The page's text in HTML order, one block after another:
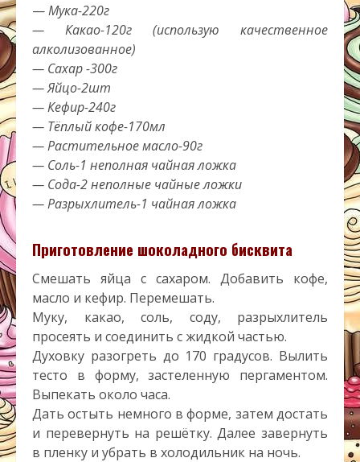
—Мука-220г
— Какао-120г (использую качественное
алколизованное)
— Сахар -300г
— Яйцо-2шт
— Кефир-240г
— Тёплый кофе-170мл
— Растительное масло-90г
— Соль-1 неполная чайная ложка
— Сода-2 неполные чайные ложки
— Разрыхлитель-1 чайная ложка
Приготовление шоколадного бисквита
Смешать яйца с сахаром. Добавить кофе,
масло и кефир. Перемешать.
Муку, какао, соль, соду, разрыхлитель
просеять и соединить с жидкой частью.
Духовку разогреть до 170 градусов. Вылить
тесто в форму, застеленную пергаментом.
Выпекать около часа.
Дать остыть немного в форме, затем достать
и перевернуть на решётку. Далее завернуть
в пленку и убрать в холодильник на ночь.